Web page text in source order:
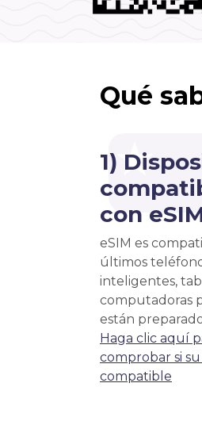
Qué
1)
con
eSIM es
últimos
inteligentes,
computadoras
están
Haga clic aquí
comprobar si
compatible